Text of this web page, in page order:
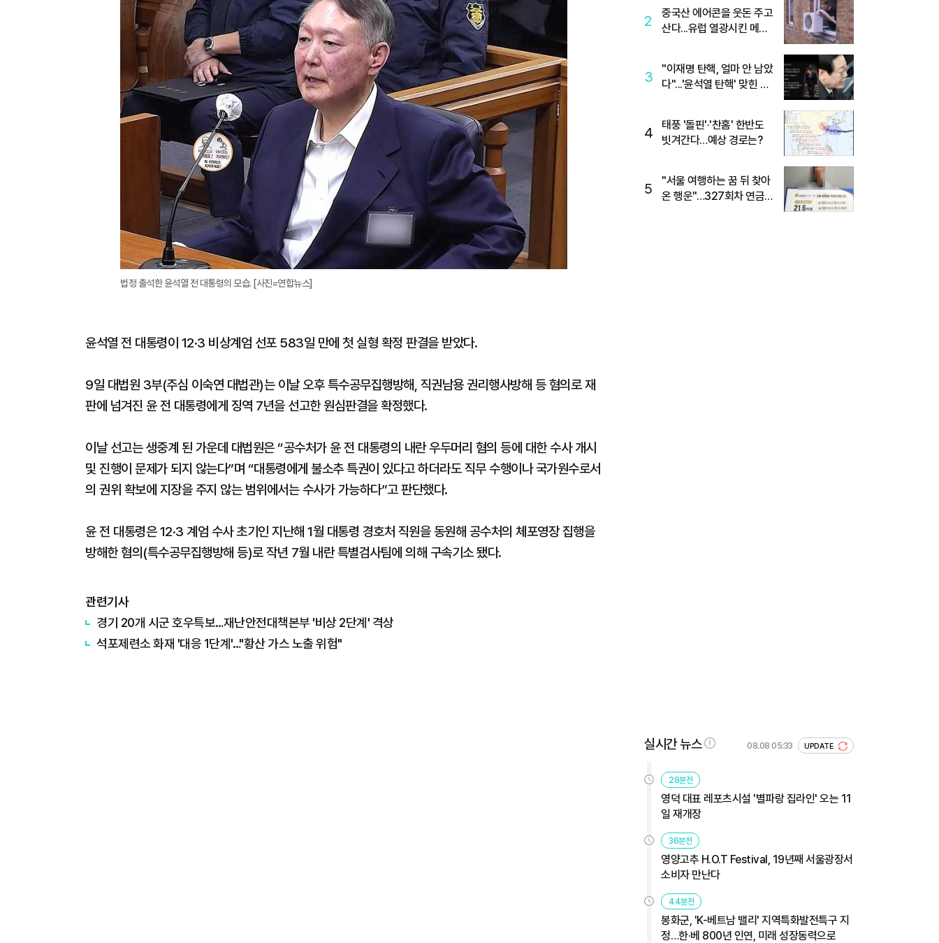
미
지
확
대
법정 출석한 윤석열 전 대통령의 모습. [사진=연합뉴스]
윤석열 전 대통령이 12·3 비상계엄 선포 583일 만에 첫 실형 확정 판결을 받았다.
9일 대법원 3부(주심 이숙연 대법관)는 이날 오후 특수공무집행방해, 직권남용 권리행사방해 등 혐의로 재
판에 넘겨진 윤 전 대통령에게 징역 7년을 선고한 원심판결을 확정했다.
이날 선고는 생중계 된 가운데 대법원은 “공수처가 윤 전 대통령의 내란 우두머리 혐의 등에 대한 수사 개시
및 진행이 문제가 되지 않는다”며 “대통령에게 불소추 특권이 있다고 하더라도 직무 수행이나 국가원수로서
의 권위 확보에 지장을 주지 않는 범위에서는 수사가 가능하다”고 판단했다.
윤 전 대통령은 12·3 계엄 수사 초기인 지난해 1월 대통령 경호처 직원을 동원해 공수처의 체포영장 집행을
방해한 혐의(특수공무집행방해 등)로 작년 7월 내란 특별검사팀에 의해 구속기소 됐다.
관련기사
경기 20개 시군 호우특보…재난안전대책본부 '비상 2단계' 격상
석포제련소 화재 '대응 1단계'…"황산 가스 노출 위험"
2
중국산 에어콘을 웃돈 주고
산다...유럽 열광시킨 메이
3
"이재명 탄핵, 얼마 안 남았
다"...'윤석열 탄핵' 맞힌 무
4
태풍 '돌핀'·'찬홈' 한반도
빗겨간다…예상 경로는?
5
"서울 여행하는 꿈 뒤 찾아
온 행운"…327회차 연금
실시간 뉴스 08.08 05:33 UPDATE
28분전
영덕 대표 레포츠시설 '별파랑 집라인' 오는 11
일 재개장
36분전
영양고추 H.O.T Festival, 19년째 서울광장서
소비자 만난다
44분전
봉화군, 'K-베트남 밸리' 지역특화발전특구 지
정…한·베 800년 인연, 미래 성장동력으로